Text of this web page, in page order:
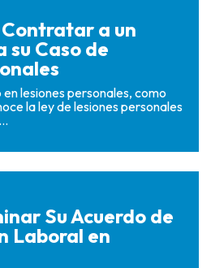
a un
su Caso de
lesiones personales, como
la ley de lesiones personales
Su Acuerdo de
Laboral en